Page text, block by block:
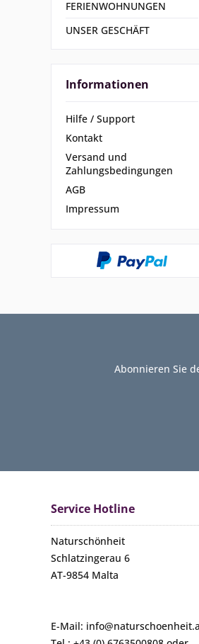
FERIENWOHNUNGEN
UNSER GESCHÄFT
Informationen
Hilfe / Support
Kontakt
Versand und
Zahlungsbedingungen
AGB
Impressum
Abonnieren Sie
Service Hotline
Naturschönheit
Schlatzingerau 6
AT-9854 Malta
E-Mail: